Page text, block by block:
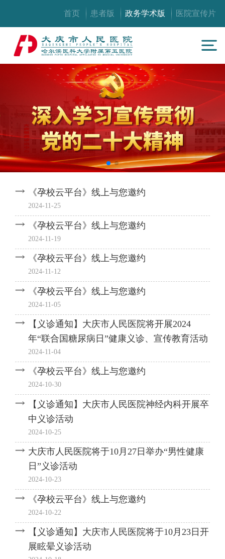
首页 患者版 政务学术版 医院宣传片
《孕校云平台》线上与您邀约
2024-11-25
《孕校云平台》线上与您邀约
2024-11-19
《孕校云平台》线上与您邀约
2024-11-12
《孕校云平台》线上与您邀约
2024-11-05
【义诊通知】大庆市人民医院将开展2024
年“联合国糖尿病日”健康义诊、宣传教育活动
2024-11-04
《孕校云平台》线上与您邀约
2024-10-30
【义诊通知】大庆市人民医院神经内科开展卒
中义诊活动
2024-10-25
大庆市人民医院将于10月27日举办“男性健康
日”义诊活动
2024-10-23
《孕校云平台》线上与您邀约
2024-10-22
【义诊通知】大庆市人民医院将于10月23日开
展眩晕义诊活动